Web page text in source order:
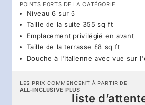
POINTS FORTS DE LA CATÉGORIE
Niveau 6 sur 6
Taille de la suite 355 sq ft
Emplacement privilégié en avant
Taille de la terrasse 88 sq ft
Douche à l'italienne avec vue sur
LES PRIX COMMENCENT À PARTIR DE
ALL-INCLUSIVE PLUS
liste